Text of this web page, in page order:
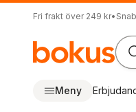
Fri frakt över 249 kr•
Meny